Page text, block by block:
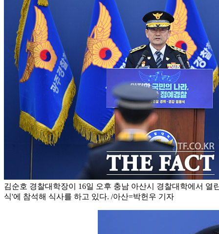
김순호 경찰대학장이 16일 오후 충남 아산시 경찰대학에서 열
식'에 참석해 식사를 하고 있다. /아산=박헌우 기자